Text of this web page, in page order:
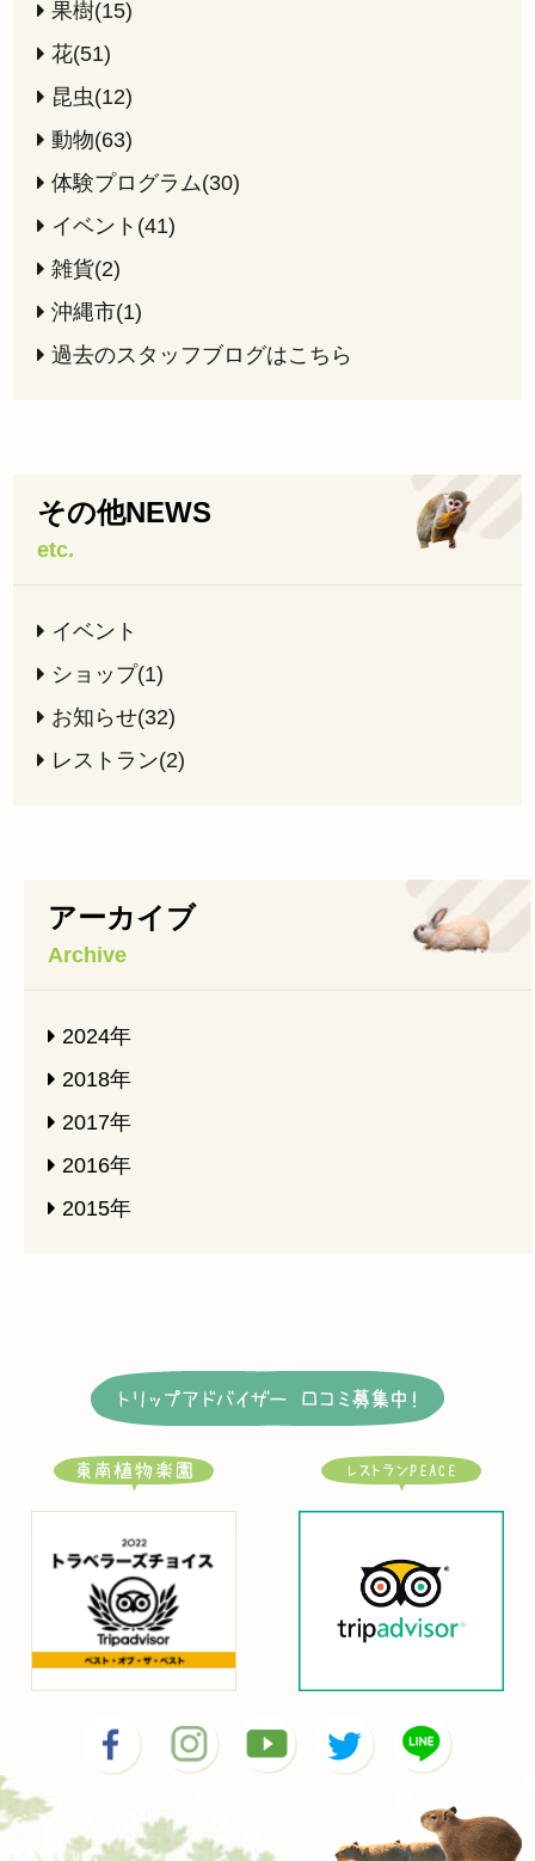
果樹(15)
花(51)
昆虫(12)
動物(63)
体験プログラム(30)
イベント(41)
雑貨(2)
沖縄市(1)
過去のスタッフブログはこちら
その他NEWS
etc.
イベント
ショップ(1)
お知らせ(32)
レストラン(2)
アーカイブ
Archive
2024年
2018年
2017年
2016年
2015年